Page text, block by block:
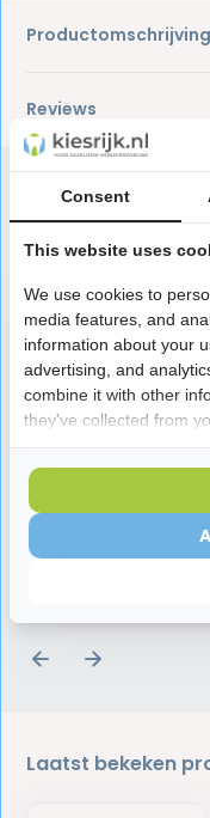
Productomschrijving
Reviews
Speciaal
GC Mi Paste
Strawberry |
Laatst bekeken
Consent
This website uses
We use cookies to
media features, and
information about your
advertising, and
combine it with other
they've collected from